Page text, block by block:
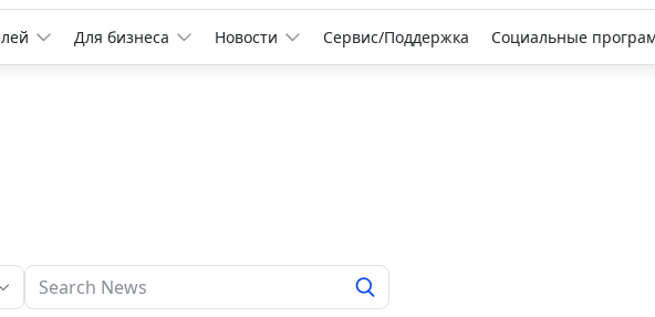
Для бизнеса Новости Сервис/Поддержка Социальные